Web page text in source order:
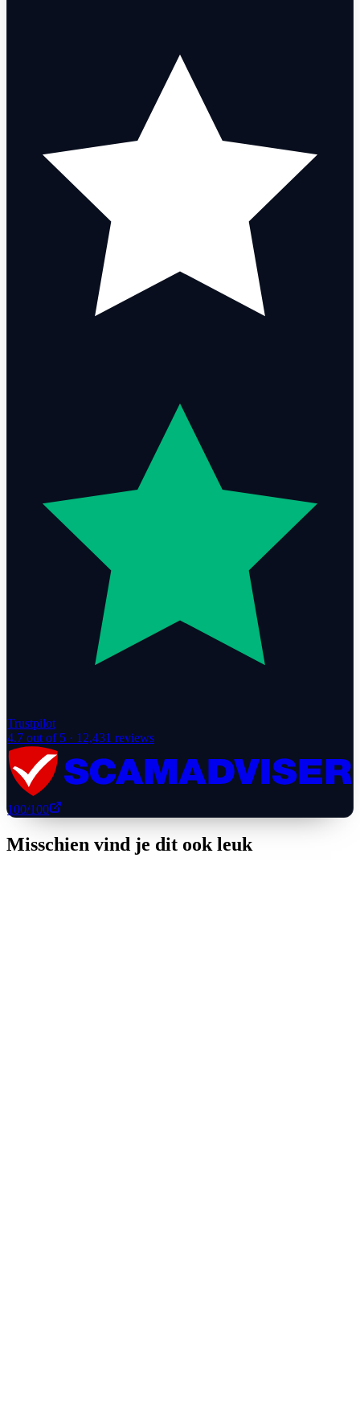
Trustpilot
4.7 out of 5 · 12,431 reviews
100/100
Misschien vind je dit ook leuk